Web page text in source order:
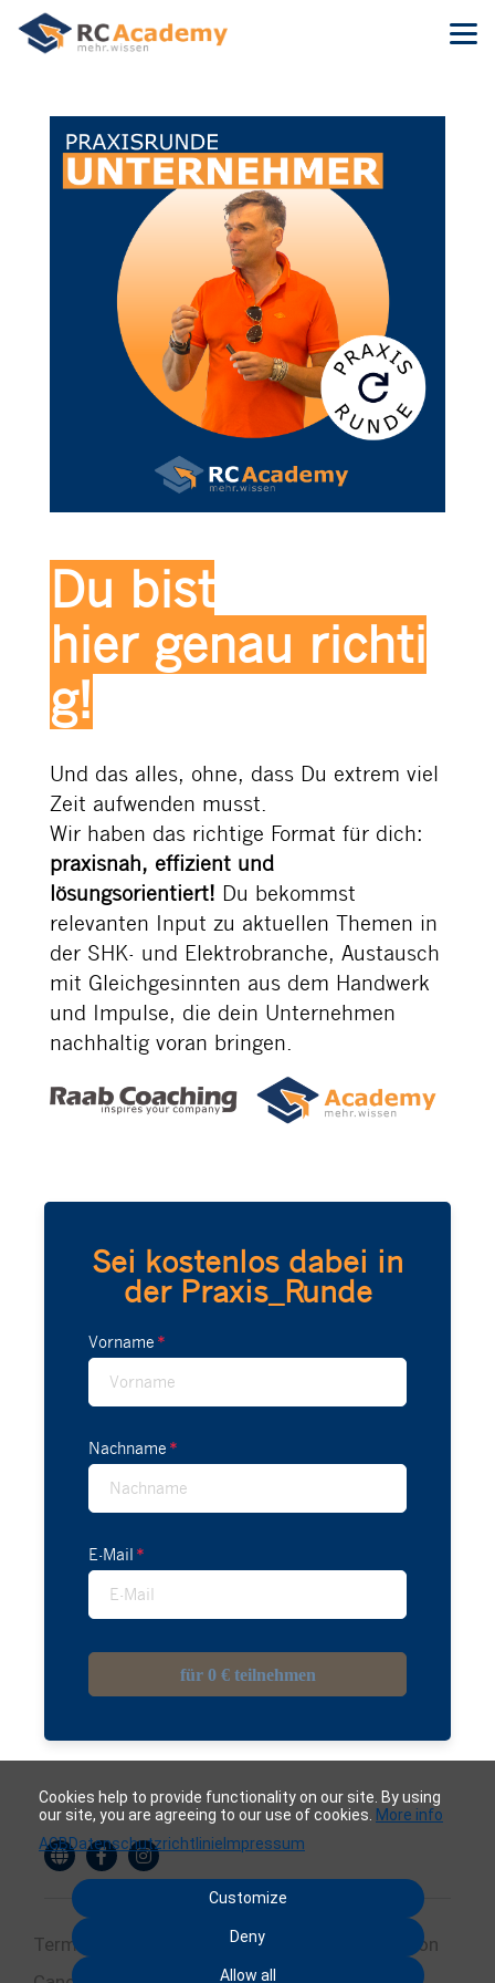
Du bist
hier genau richti
g!
Und das alles, ohne, dass Du extrem viel
Zeit aufwenden musst.
Wir haben das richtige Format für dich:
praxisnah, effizient und
lösungsorientiert! Du bekommst
relevanten Input zu aktuellen Themen in
der SHK- und Elektrobranche, Austausch
mit Gleichgesinnten aus dem Handwerk
und Impulse, die dein Unternehmen
nachhaltig voran bringen.
Sei kostenlos dabei in
der Praxis_Runde
Vorname
Nachname
E-Mail
für 0 € teilnehmen
Terms Imprint
Cancel subscription
Cookies help to provide functionality on our site. By using
our site, you are agreeing to our use of cookies. More info
AGBDatenschutzrichtlinie Impressum
Customize
Deny
Allow all